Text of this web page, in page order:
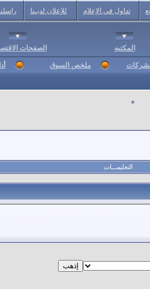
تداول في الإعلام للإعلان لديـنا
المكتبه الصفحات
ملخص السوق
التعليمـــات